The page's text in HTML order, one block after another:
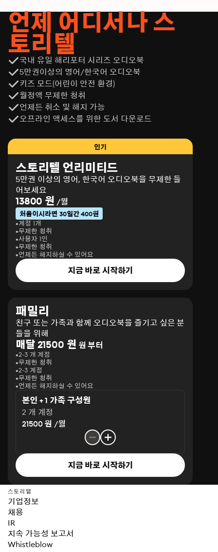
언제 어디서나 스
토리텔
국내 유일 해리포터 시리즈 오디오북
5만권이상의 영어/한국어 오디오북
키즈 모드(어린이 안전 환경)
월정액 무제한 청취
언제든 취소 및 해지 가능
오프라인 액세스를 위한 도서 다운로드
인기
스토리텔 언리미티드
5만권 이상의 영어, 한국어 오디오북을 무제한 들
어보세요
13800 원 /월
처음이시라면 30일간 400원
계정 1개
무제한 청취
사용자 1인
무제한 청취
언제든 해지하실 수 있어요
지금 바로 시작하기
패밀리
친구 또는 가족과 함께 오디오북을 즐기고 싶은 분
들을 위해
매달 21500 원 원 부터
2-3 개 계정
무제한 청취
2-3 계정
무제한 청취
언제든 해지하실 수 있어요
본인 + 1 가족 구성원
2 개 계정
21500 원 /월
지금 바로 시작하기
스토리텔
기업정보
채용
IR
지속 가능성 보고서
Whistleblow